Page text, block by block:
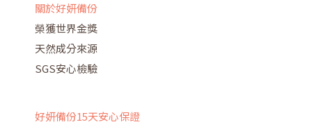
關於好妍備份
榮獲世界金獎
天然成分來源
SGS安心檢驗
好妍備份15天安心保證